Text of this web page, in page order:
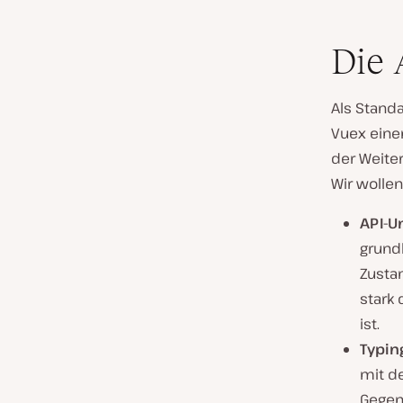
Die
Als
Vuex
der
Wir
API-
stark
ist.
mit